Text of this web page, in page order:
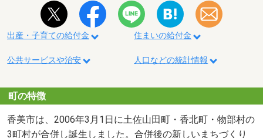
出産・子育ての給付金 住まいの給付金
公共サービスや治安 人口などの統計情報
町の特徴
香美市は、2006年3月1日に土佐山田町・香北町・物部村の
3町村が合併し誕生しました。合併後の新しいまちづくり